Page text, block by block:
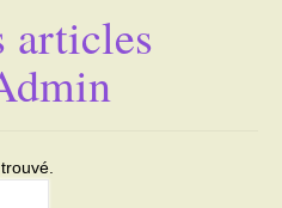
articles